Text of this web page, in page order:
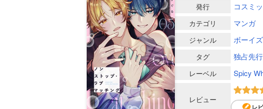
発行 コスミ
カテゴリ マンガ
ジャンル ボーイ
タグ 独占先
レーベル Spicy
レビュー
レ